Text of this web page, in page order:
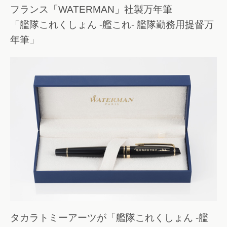
フランス「WATERMAN」社製万年筆
「艦隊これくしょん -艦これ- 艦隊勤務用提督万
年筆」
タカラトミーアーツが「艦隊これくしょん -艦